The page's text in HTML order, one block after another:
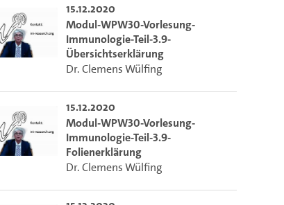
15.12.2020
Modul-WPW30-Vorlesung-
Immunologie-Teil-3.9-
Übersichtserklärung
Dr. Clemens Wülfing
15.12.2020
Modul-WPW30-Vorlesung-
Immunologie-Teil-3.9-
Folienerklärung
Dr. Clemens Wülfing